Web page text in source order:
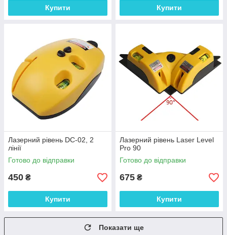
Купити Купити
Лазерний рівень DC-02, 2
лінії
Готово до відправки
450 ₴
Купити
Лазерний рівень Laser Level
Pro 90
Готово до відправки
675 ₴
Купити
Показати ще